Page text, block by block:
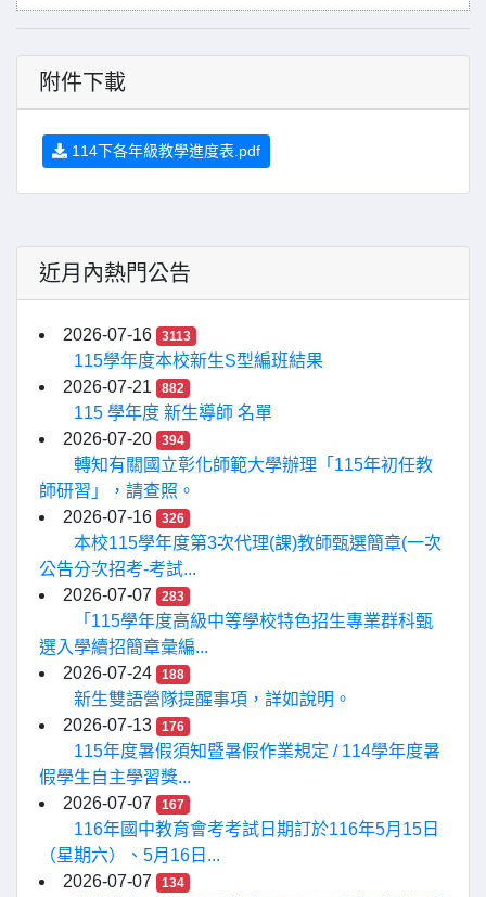
附件下載
114下各年級教學進度表.pdf
近月內熱門公告
2026-07-16 3113
115學年度本校新生S型編班結果
2026-07-21
882
115 學年度 新生導師 名單
2026-07-20
394
轉知有關國立彰化師範大學辦理「115年初任教
師研習」，請查照。
2026-07-16
326
本校115學年度第3次代理(課)教師甄選簡章(一次
公告分次招考-考試...
2026-07-07
283
「115學年度高級中等學校特色招生專業群科甄
選入學續招簡章彙編...
2026-07-24
188
新生雙語營隊提醒事項，詳如說明。
2026-07-13
176
115年度暑假須知暨暑假作業規定 / 114學年度暑
假學生自主學習獎...
2026-07-07
167
116年國中教育會考考試日期訂於116年5月15日
（星期六）、5月16日...
2026-07-07
134